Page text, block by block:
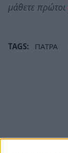
μάθετε πρώτοι
TAGS: ΠΑΤΡΑ